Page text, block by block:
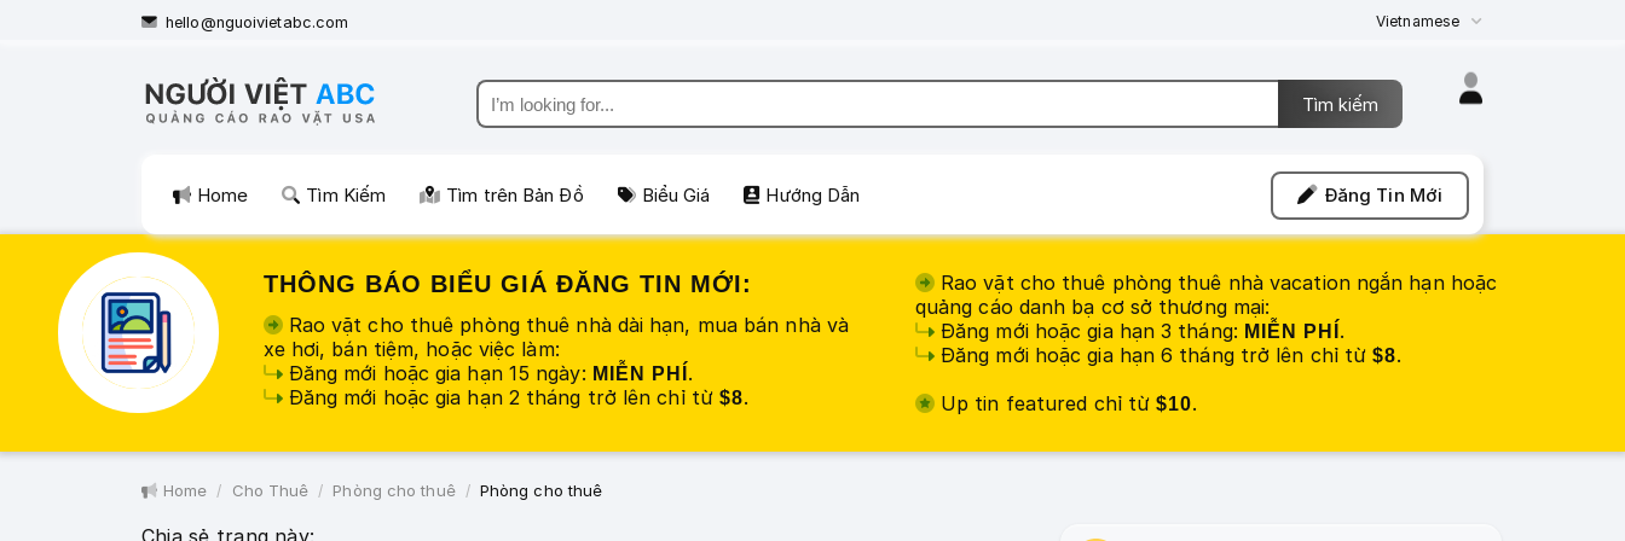
hello@nguoivietabc.com Vietnamese
Home Tìm Kiếm Tìm trên Bản Đồ Biểu Giá Hướng Dẫn Đăng Tin Mới
THÔNG BÁO BIỂU GIÁ ĐĂNG TIN MỚI:
Rao vặt cho thuê phòng thuê nhà dài hạn, mua bán nhà và
xe hơi, bán tiệm, hoặc việc làm:
Đăng mới hoặc gia hạn 15 ngày: MIỄN PHÍ .
Đăng mới hoặc gia hạn 2 tháng trở lên chỉ từ$8.
Rao vặt cho thuê phòng thuê nhà vacation ngắn hạn hoặc
quảng cáo danh bạ cơ sở thương mại:
Đăng mới hoặc gia hạn 3 tháng: MIỄN PHÍ .
Đăng mới hoặc gia hạn 6 tháng trở lên chỉ từ$8.
Up tin featured chỉ từ$10.
Home Cho Thuê Phòng cho thuê Phòng cho thuê
Chia sẻ trang này: